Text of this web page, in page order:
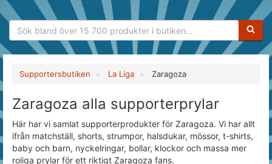
Supportersbutiken La Liga Zaragoza
Zaragoza alla supporterprylar
Här har vi samlat supporterprodukter för Zaragoza. Vi har allt
ifrån matchställ, shorts, strumpor, halsdukar, mössor, t-shirts,
baby och barn, nyckelringar, bollar, klockor och massa mer
roliga prylar för ett riktigt Zaragoza fans.